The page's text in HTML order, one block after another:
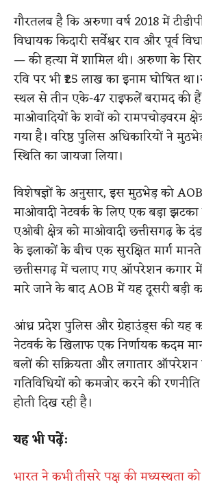
गौरतलब है कि अरुणा वर्ष 2018 में
विधायक किदारी सर्वेश्वर राव और पूर्व
— की हत्या में शामिल थी। अरुणा के
रवि पर भी ₹25 लाख का इनाम घोषित
स्थल से तीन एके-47 राइफलें बरामद की
माओवादियों के शवों को रामपचोड़वरम
गया है। वरिष्ठ पुलिस अधिकारियों ने
स्थिति का जायजा लिया।
विशेषज्ञों के अनुसार, इस मुठभेड़ को AOB
माओवादी नेटवर्क के लिए एक बड़ा झटका
एओबी क्षेत्र को माओवादी छत्तीसगढ़ के
के इलाकों के बीच एक सुरक्षित मार्ग
छत्तीसगढ़ में चलाए गए ऑपरेशन कगार
मारे जाने के बाद AOB में यह दूसरी बड़ी
आंध्र प्रदेश पुलिस और ग्रेहाउंड्स की यह
नेटवर्क के खिलाफ एक निर्णायक कदम
बलों की सक्रियता और लगातार
गतिविधियों को कमजोर करने की
होती दिख रही है।
यह भी पढ़ें:
भारत ने कभी तीसरे पक्ष की मध्यस्थता